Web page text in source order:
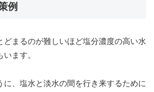
例
どまるのが難しいほど塩分濃度の高い水
ます。
に、塩水と淡水の間を行き来するために